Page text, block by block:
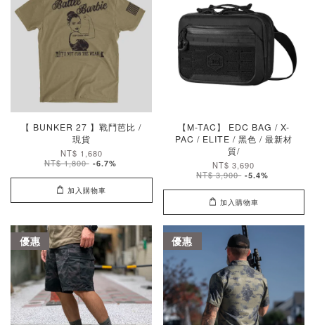
【 BUNKER 27 】戰鬥芭比 /
現貨
NT$ 1,680
NT$ 1,800 -6.7%
加入購物車
【M-TAC】 EDC BAG / X-
PAC / ELITE / 黑色 / 最新材
質/
NT$ 3,690
NT$ 3,900 -5.4%
加入購物車
優惠 優惠